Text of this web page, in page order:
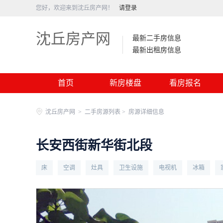
您好，欢迎来到沈丘房产网！ 请登录
沈丘房产网
最新二手房信息
最新出租房信息
首页 新房楼盘 看房报名
沈丘房产网 > 二手房源列表 > 房源详细信息
长安西街新华街北段
床 空调 灶具 卫生设施 电视机 冰箱